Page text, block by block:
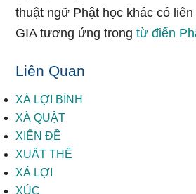
thuật ngữ Phật học khác có
GIA tương ứng trongtừ điển
Liên Quan
XÁ LỢI BÌNH
XÀ QUẬT
XIỂN ĐỀ
XUẤT THẾ
XÁ LỢI
XÚC